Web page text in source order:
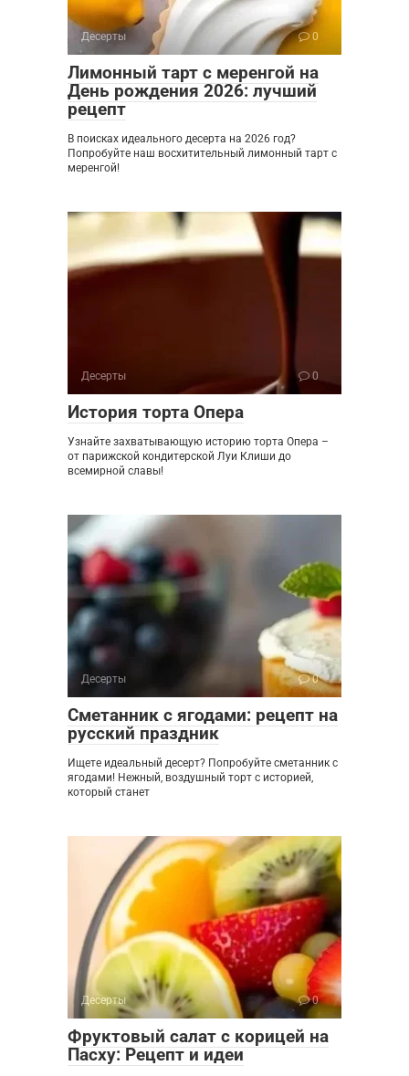
Десерты 0
Лимонный тарт с меренгой на
День рождения 2026: лучший
рецепт
В поисках идеального десерта на 2026 год?
Попробуйте наш восхитительный лимонный тарт с
меренгой!
Десерты 0
История торта Опера
Узнайте захватывающую историю торта Опера –
от парижской кондитерской Луи Клиши до
всемирной славы!
Десерты 0
Сметанник с ягодами: рецепт на
русский праздник
Ищете идеальный десерт? Попробуйте сметанник с
ягодами! Нежный, воздушный торт с историей,
который станет
Десерты 0
Фруктовый салат с корицей на
Пасху: Рецепт и идеи